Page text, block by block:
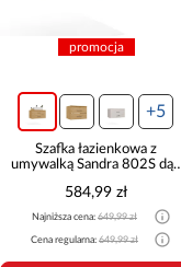
promocja
+5
Szafka łazienkowa z
umywalką Sandra 802S dąb
584,99 zł
Najniższa cena: 649,99 zł
Cena regularna: 649,99 zł